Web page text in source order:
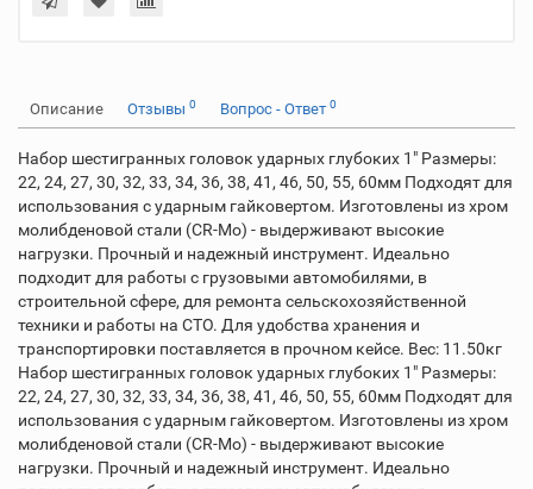
Описание Отзывы 0 Вопрос - Ответ 0
Набор шестигранных головок ударных глубоких 1" Размеры:
22, 24, 27, 30, 32, 33, 34, 36, 38, 41, 46, 50, 55, 60мм Подходят для
использования с ударным гайковертом. Изготовлены из хром
молибденовой стали (CR-Mo) - выдерживают высокие
нагрузки. Прочный и надежный инструмент. Идеально
подходит для работы с грузовыми автомобилями, в
строительной сфере, для ремонта сельскохозяйственной
техники и работы на СТО. Для удобства хранения и
транспортировки поставляется в прочном кейсе. Вес: 11.50кг
Набор шестигранных головок ударных глубоких 1" Размеры:
22, 24, 27, 30, 32, 33, 34, 36, 38, 41, 46, 50, 55, 60мм Подходят для
использования с ударным гайковертом. Изготовлены из хром
молибденовой стали (CR-Mo) - выдерживают высокие
нагрузки. Прочный и надежный инструмент. Идеально